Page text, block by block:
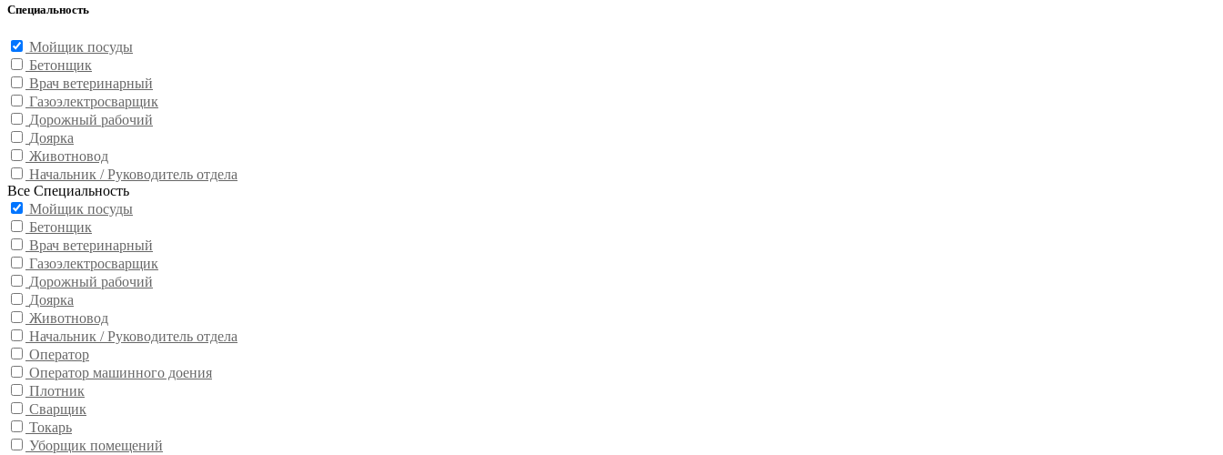
Специальность
Мойщик посуды
Бетонщик
Врач ветеринарный
Газоэлектросварщик
Дорожный рабочий
Доярка
Животновод
Начальник / Руководитель отдела
Все Специальность
Мойщик посуды
Бетонщик
Врач ветеринарный
Газоэлектросварщик
Дорожный рабочий
Доярка
Животновод
Начальник / Руководитель отдела
Оператор
Оператор машинного доения
Плотник
Сварщик
Токарь
Уборщик помещений